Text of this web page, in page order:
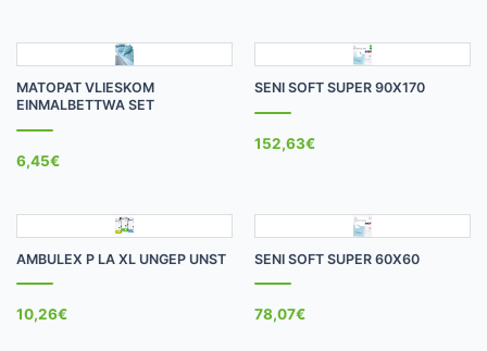
MATOPAT VLIESKOM
EINMALBETTWA SET
6,45€
SENI SOFT SUPER 90X170
152,63€
AMBULEX P LA XL UNGEP UNST
10,26€
SENI SOFT SUPER 60X60
78,07€